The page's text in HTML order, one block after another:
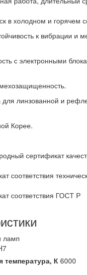
в холодном и горячем
к вибрации и
с электронными
линзованной и
Корее.
сертификат
соответствия
соответствия ГОСТ Р
ламп
температура, К 6000